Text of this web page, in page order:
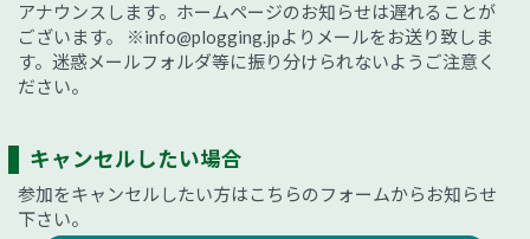
アナウンスします。ホームページのお知らせは遅れることが
ございます。
※info@plogging.jpよりメールをお送り致しま
す。迷惑メールフォルダ等に振り分けられないようご注意く
ださい。
キャンセルしたい場合
参加をキャンセルしたい方はこちらのフォームからお知らせ
下さい。